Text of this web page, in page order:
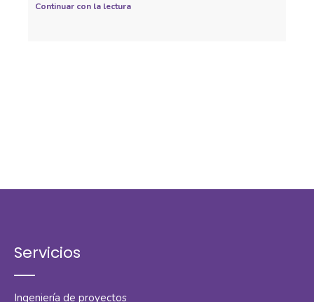
Continuar con la lectura
Servicios
Ingeniería de proyectos